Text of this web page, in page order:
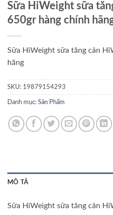
Sữa HiWeight sữa
650gr hàng chính
Sữa HiWeight sữa tăng cân
hãng
SKU: 19879154293
Danh mục: Sản Phẩm
MÔ TẢ
Sữa HiWeight sữa tăng cân